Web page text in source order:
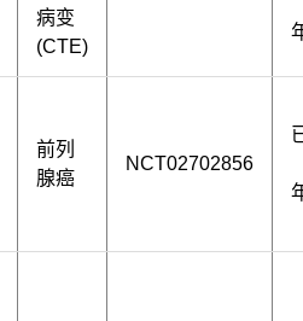
病变
(CTE)
前列
腺癌
NCT02702856